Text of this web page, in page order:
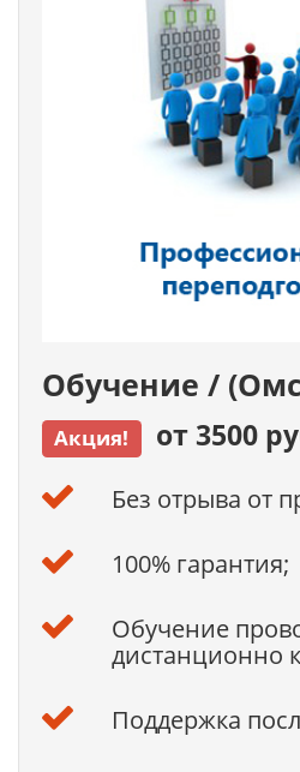
Обучение /
Акция! от 3500
Без отрыва от
100% гарантия;
Обучение
дистанционно
Поддержка